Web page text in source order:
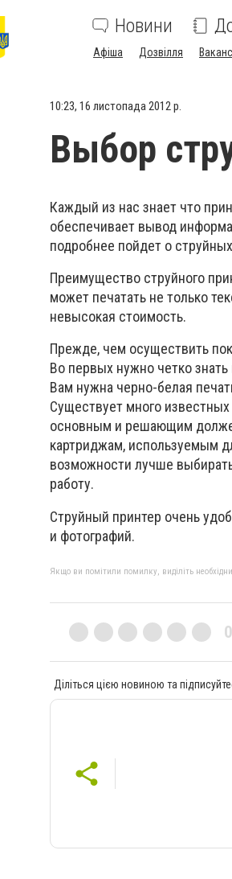
Новини
Афіша Дозвілля
10:23, 16 листопада 2012 р.
Выбор
Каждый из нас знает что
обеспечивает вывод
подробнее пойдет о
Преимущество струйного
может печатать не только
невысокая стоимость.
Прежде, чем осуществить
Во первых нужно четко
Вам нужна черно-белая
Существует много
основным и решающим
картриджам, используемым
возможности лучше
работу.
Струйный принтер очень
и фотографий.
Якщо ви помітили помилку, виділіть
Діліться цією новиною та